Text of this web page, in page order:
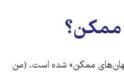
ممکن؟
ممکن» شده است. (من